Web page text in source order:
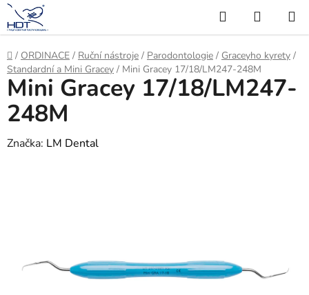
Přejít
na
obsah
Hledat
KOŠÍK
Domů
/ ORDINACE / Ruční nástroje / Parodontologie / Graceyho kyrety /
Standardní a Mini Gracey / Mini Gracey 17/18/LM247-248M
Mini Gracey 17/18/LM247-
248M
Značka: LM Dental